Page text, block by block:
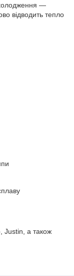
—
відводить тепло
Justin, а також